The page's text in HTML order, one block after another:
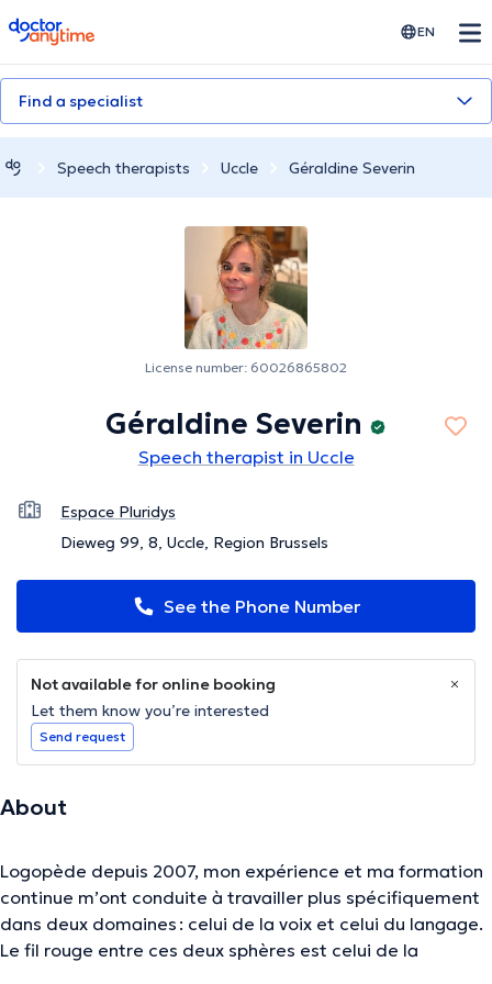
doctoranytime EN
Find a specialist
Speech therapists Uccle Géraldine Severin
License number: 60026865802
Géraldine Severin
Speech therapist in Uccle
Espace Pluridys
Dieweg 99, 8, Uccle, Region Brussels
See the Phone Number
Not available for online booking
Let them know you’re interested
Send request
About
Logopède depuis 2007, mon expérience et ma formation
continue m’ont conduite à travailler plus spécifiquement
dans deux domaines : celui de la voix et celui du langage.
Le fil rouge entre ces deux sphères est celui de la